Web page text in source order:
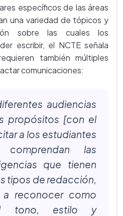
específicos de las áreas
una variedad de tópicos y
sobre las cuales los
escribir, el NCTE señala
también múltiples
comunicaciones:
audiencias
propósitos [con el
a los estudiantes
las
que tienen
tipos de redacción,
a reconocer como
tono, estilo y